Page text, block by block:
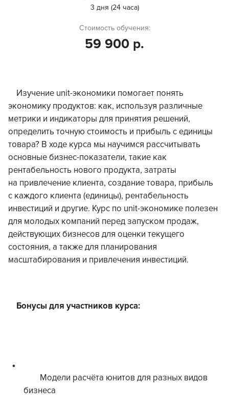
3 дня (24 часа)
Стоимость обучения:
59 900 р.
Изучение unit-экономики помогает понять
экономику продуктов: как, используя различные
метрики и индикаторы для принятия решений,
определить точную стоимость и прибыль с единицы
товара? В ходе курса мы научимся рассчитывать
основные бизнес-показатели, такие как
рентабельность нового продукта, затраты
на привлечение клиента, создание товара, прибыль
с каждого клиента (единицы), рентабельность
инвестиций и другие. Курс по unit-экономике полезен
для молодых компаний перед запуском продаж,
действующих бизнесов для оценки текущего
состояния, а также для планирования
масштабирования и привлечения инвестиций.
Бонусы для участников курса:
Модели расчёта юнитов для разных видов
бизнеса